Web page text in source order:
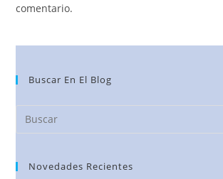
comentario.
Buscar En El Blog
Novedades Recientes